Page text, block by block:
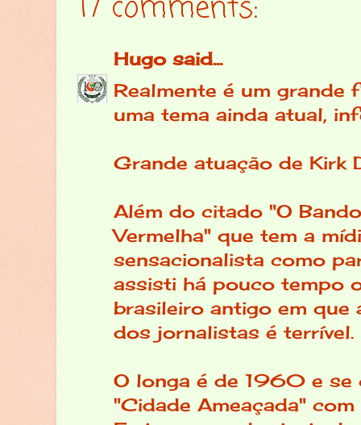
17 comments:
Hugosaid...
Realmente é um grande
uma tema ainda atual,
Grande atuação de Kirk
Além do citado "O
Vermelha" que tem a
sensacionalista como
assisti há pouco tempo
brasileiro antigo em que
dos jornalistas é terrível.
O longa é de 1960 e se
"Cidade Ameaçada" com